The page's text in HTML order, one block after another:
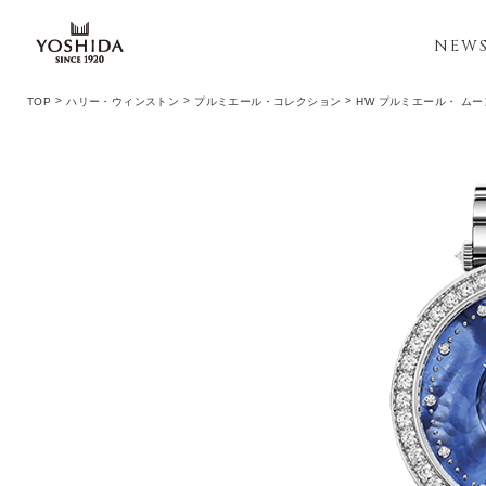
TOP ハリー・ウィンストン プルミエール・コレクション HW プルミエール・ ム